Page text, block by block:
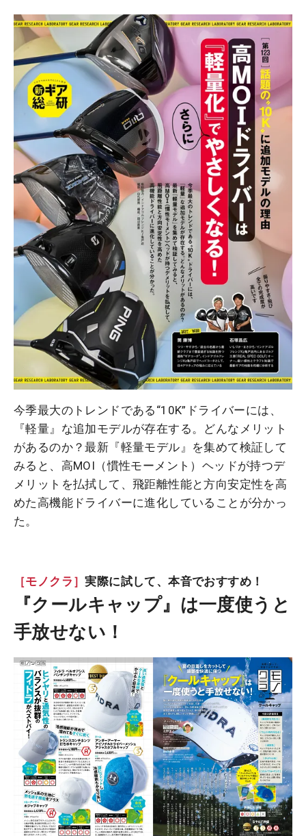
今季最大のトレンドである“10K”ドライバーには、
『軽量』な追加モデルが存在する。どんなメリット
があるのか？最新『軽量モデル』を集めて検証して
みると、高MOI（慣性モーメント）ヘッドが持つデ
メリットを払拭して、飛距離性能と方向安定性を高
めた高機能ドライバーに進化していることが分かっ
た。
［モノクラ］実際に試して、本音でおすすめ！
『クールキャップ』は一度使うと
手放せない！